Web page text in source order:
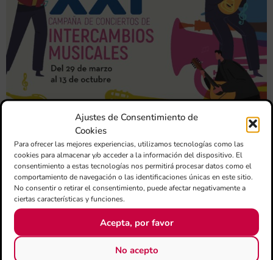
Ajustes de Consentimiento de
Cookies
Para ofrecer las mejores experiencias, utilizamos tecnologías como las
cookies para almacenar y/o acceder a la información del dispositivo. El
consentimiento a estas tecnologías nos permitirá procesar datos como el
comportamiento de navegación o las identificaciones únicas en este sitio.
No consentir o retirar el consentimiento, puede afectar negativamente a
ciertas características y funciones.
Acepta, por favor
No acepto